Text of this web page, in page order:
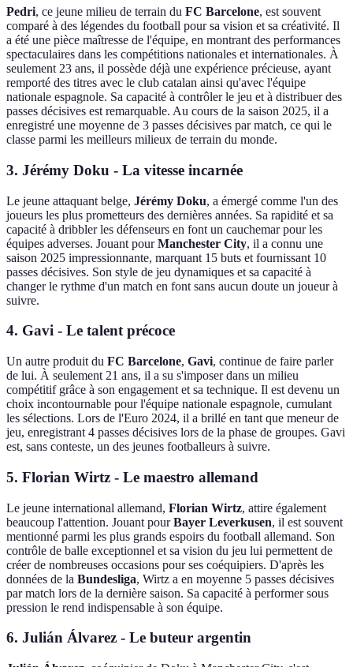
Pedri, ce jeune milieu de terrain du FC Barcelone, est souvent
comparé à des légendes du football pour sa vision et sa créativité. Il
a été une pièce maîtresse de l'équipe, en montrant des performances
spectaculaires dans les compétitions nationales et internationales. À
seulement 23 ans, il possède déjà une expérience précieuse, ayant
remporté des titres avec le club catalan ainsi qu'avec l'équipe
nationale espagnole. Sa capacité à contrôler le jeu et à distribuer des
passes décisives est remarquable. Au cours de la saison 2025, il a
enregistré une moyenne de 3 passes décisives par match, ce qui le
classe parmi les meilleurs milieux de terrain du monde.
3. Jérémy Doku - La vitesse incarnée
Le jeune attaquant belge, Jérémy Doku, a émergé comme l'un des
joueurs les plus prometteurs des dernières années. Sa rapidité et sa
capacité à dribbler les défenseurs en font un cauchemar pour les
équipes adverses. Jouant pourManchester City, il a connu une
saison 2025 impressionnante, marquant 15 buts et fournissant 10
passes décisives. Son style de jeu dynamiques et sa capacité à
changer le rythme d'un match en font sans aucun doute un joueur à
suivre.
4. Gavi - Le talent précoce
Un autre produit du FC Barcelone, Gavi, continue de faire parler
de lui. À seulement 21 ans, il a su s'imposer dans un milieu
compétitif grâce à son engagement et sa technique. Il est devenu un
choix incontournable pour l'équipe nationale espagnole, cumulant
les sélections. Lors de l'Euro 2024, il a brillé en tant que meneur de
jeu, enregistrant 4 passes décisives lors de la phase de groupes. Gavi
est, sans conteste, un des jeunes footballeurs à suivre.
5. Florian Wirtz - Le maestro allemand
Le jeune international allemand, Florian Wirtz, attire également
beaucoup l'attention. Jouant pourBayer Leverkusen, il est souvent
mentionné parmi les plus grands espoirs du football allemand. Son
contrôle de balle exceptionnel et sa vision du jeu lui permettent de
créer de nombreuses occasions pour ses coéquipiers. D'après les
données de la Bundesliga, Wirtz a en moyenne 5 passes décisives
par match lors de la dernière saison. Sa capacité à performer sous
pression le rend indispensable à son équipe.
6. Julián Álvarez - Le buteur argentin